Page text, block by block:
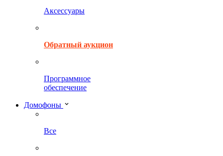
Аксессуары
Обратный аукцион
Программное
обеспечение
Домофоны
Все